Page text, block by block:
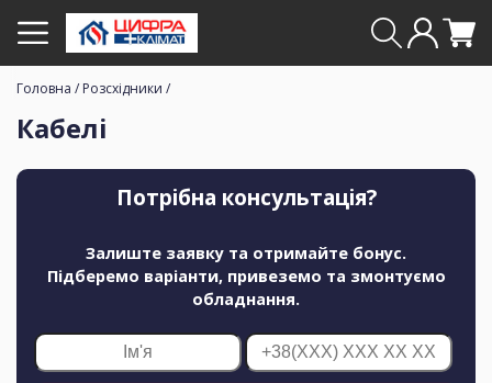
Головна / Розсхідники /
Кабелі
Потрібна консультація?
Залиште заявку та отримайте бонус.
Підберемо варіанти, привеземо та змонтуємо
обладнання.